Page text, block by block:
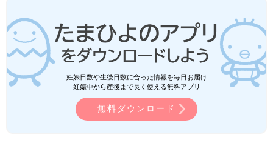
です。そうしたら、体重計の上でうんちをプリプリとしてしまっ
て、なんと3000グラムぴったりに！それを見て、なんだか縁起
がいいなと思いました（笑）
――息子さんが誕生して、その後の子育てはどうでしたか？
鈴木 子育ては、夫婦で一緒にやっていました。とにかく、子育
てを楽しんでいました。
妊娠日数や生後日数に合った情報を毎日お届け
妊娠中から産後まで長く使える無料アプリ
無料ダウンロード